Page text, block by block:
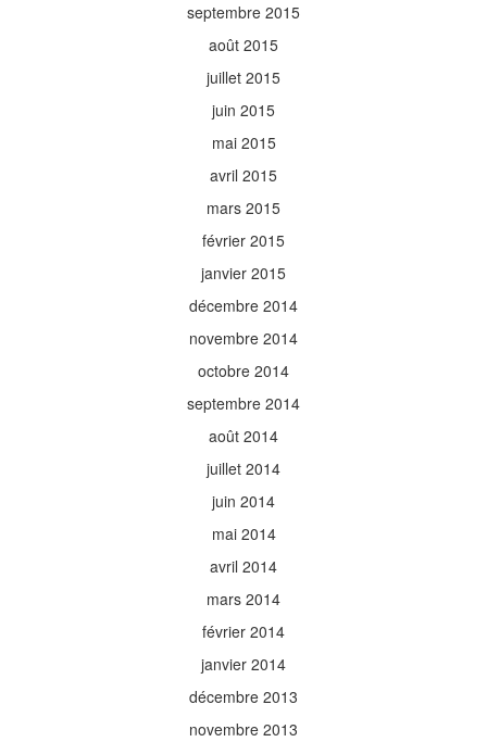
septembre 2015
août 2015
juillet 2015
juin 2015
mai 2015
avril 2015
mars 2015
février 2015
janvier 2015
décembre 2014
novembre 2014
octobre 2014
septembre 2014
août 2014
juillet 2014
juin 2014
mai 2014
avril 2014
mars 2014
février 2014
janvier 2014
décembre 2013
novembre 2013